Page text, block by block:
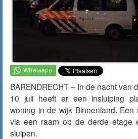
BARENDRECHT – In de nacht van
10 juli heeft er een insluiping
woning in de wijk Binnenland. Een
via een raam op de derde etage
sluipen.